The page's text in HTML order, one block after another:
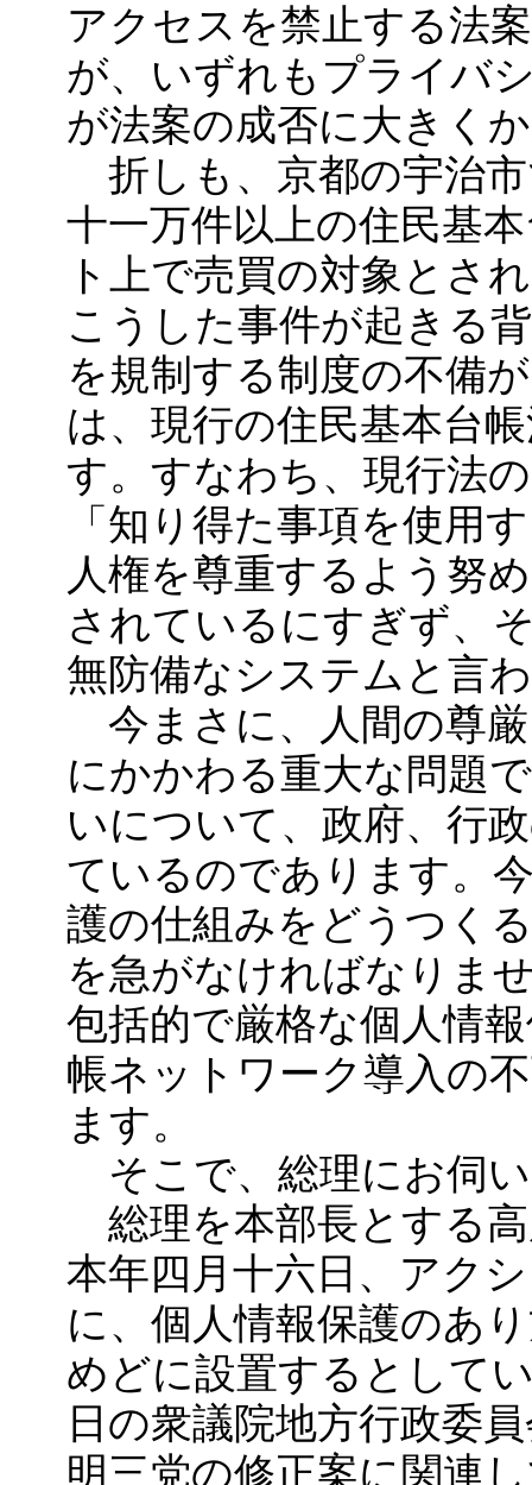
アクセスを禁止する法
が、いずれもプライバ
が法案の成否に大きく
折しも、京都の宇治
十一万件以上の住民基
ト上で売買の対象とさ
こうした事件が起きる
を規制する制度の不備
は、現行の住民基本台
す。すなわち、現行法
「知り得た事項を使用
人権を尊重するよう努
されているにすぎず、
無防備なシステムと言
今まさに、人間の尊
にかかわる重大な問題
いについて、政府、行
ているのであります。
護の仕組みをどうつく
を急がなければなりま
包括的で厳格な個人情
帳ネットワーク導入の
ます。
そこで、総理にお伺
総理を本部長とする
本年四月十六日、アク
に、個人情報保護のあ
めどに設置するとして
日の衆議院地方行政委
明三党の修正案に関連